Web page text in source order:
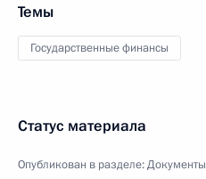
Темы
Государственные финансы
Статус материала
Опубликован в разделе:Документы